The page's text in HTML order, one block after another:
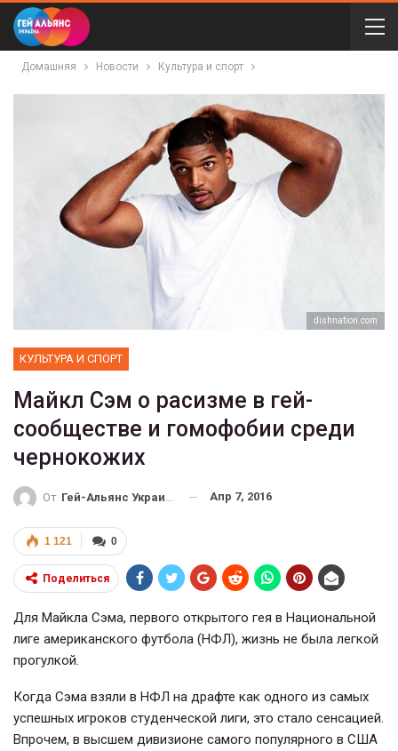
Домашняя Новости Культура и спорт
dishnation.com
КУЛЬТУРА И СПОРТ
Майкл Сэм о расизме в гей-
сообществе и гомофобии среди
чернокожих
От Гей-Альянс Украина Апр 7, 2016
0
1 121
Поделиться
Для Майкла Сэма, первого открытого гея в Национальной
лиге американского футбола (НФЛ), жизнь не была легкой
прогулкой.
Когда Сэма взяли в НФЛ на драфте как одного из самых
успешных игроков студенческой лиги, это стало сенсацией.
Впрочем, в высшем дивизионе самого популярного в США